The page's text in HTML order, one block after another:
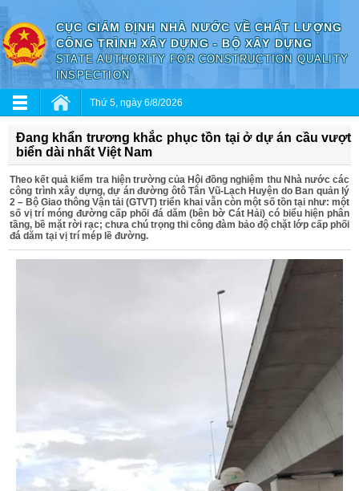
CỤC GIÁM ĐỊNH NHÀ NƯỚC VỀ CHẤT LƯỢNG
CÔNG TRÌNH XÂY DỰNG - BỘ XÂY DỰNG
STATE AUTHORITY FOR CONSTRUCTION QUALITY
INSPECTION
Thứ 5, ngày 6/8/2026
Đang khẩn trương khắc phục tồn tại ở dự án cầu vượt
biển dài nhất Việt Nam
Theo kết quả kiểm tra hiện trường của Hội đồng nghiệm thu Nhà nước các
công trình xây dựng, dự án đường ôtô Tân Vũ-Lạch Huyện do Ban quản lý
2 – Bộ Giao thông Vận tải (GTVT) triển khai vẫn còn một số tồn tại như: một
số vị trí móng đường cấp phối đá dăm (bên bờ Cát Hải) có biểu hiện phân
tầng, bề mặt rời rạc; chưa chú trọng thi công đàm bảo độ chặt lớp cấp phối
đá dăm tại vị trí mép lề đường.